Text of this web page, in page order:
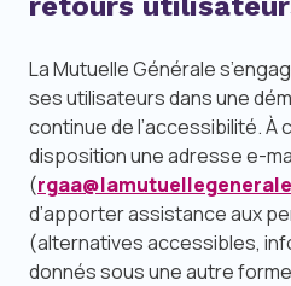
La Mutuelle Générale
ses utilisateurs dans une
continue de l’accessibilité. À
disposition une adressee-
(
d’apporter assistance aux
(alternatives accessibles,
donnés sous une autre